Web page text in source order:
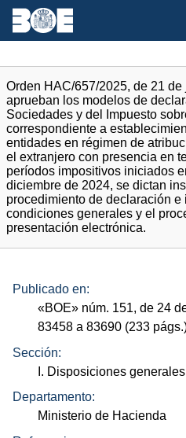
Orden HAC/657/2025, de 21
aprueban los modelos de
Sociedades y del Impuesto
correspondiente a
entidades en régimen de
el extranjero con presencia en
períodos impositivos iniciados
diciembre de 2024, se dictan
procedimiento de declaración
condiciones generales y el
presentación electrónica.
Publicado en:
«BOE» núm. 151, de 24
83458 a 83690 (233 págs.
Sección:
I. Disposiciones generales
Departamento:
Ministerio de Hacienda